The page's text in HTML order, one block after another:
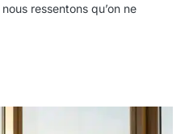
ressentons qu’on ne